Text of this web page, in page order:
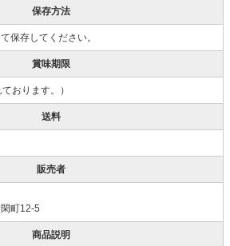
保存方法
保存してください。
賞味期限
おります。）
送料
販売者
町12-5
商品説明